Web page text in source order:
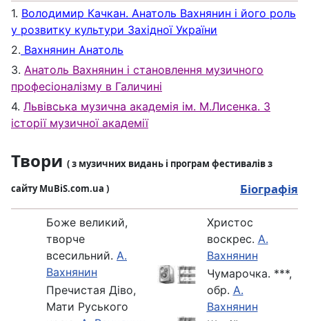
1. Володимир Качкан. Анатоль Вахнянин і його роль
у розвитку культури Західної України
2. Вахнянин Анатоль
3. Анатоль Вахнянин і становлення музичного
професіоналізму в Галичині
4. Львівська музична академія ім. М.Лисенка. З
історії музичної академії
Твори ( з музичних видань і програм фестивалів з
сайту MuBiS.com.ua )
Біографія
Боже великий,
творче
всесильний. А.
Вахнянин
Пречистая Діво,
Мати Руського
Христос
воскрес. А.
Вахнянин
Чумарочка. ***,
обр. А.
Вахнянин